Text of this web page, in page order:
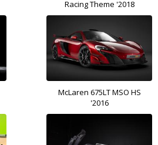
Racing Theme '2018
McLaren 675LT MSO HS
'2016